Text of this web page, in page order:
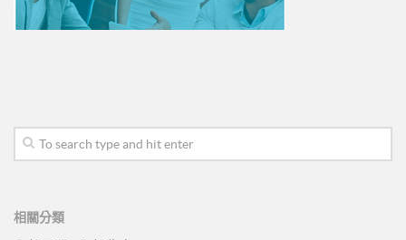
相關分類